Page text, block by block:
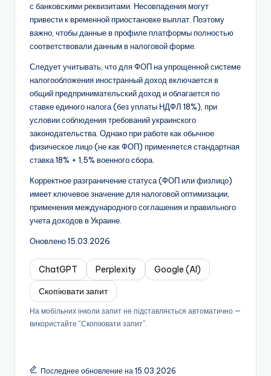
с банковскими реквизитами. Несовпадения могут
привести к временной приостановке выплат. Поэтому
важно, чтобы данные в профиле платформы полностью
соответствовали данным в налоговой форме.
Следует учитывать, что для ФОП на упрощенной системе
налогообложения иностранный доход включается в
общий предпринимательский доход и облагается по
ставке единого налога (без уплаты НДФЛ 18%), при
условии соблюдения требований украинского
законодательства. Однако при работе как обычное
физическое лицо (не как ФОП) применяется стандартная
ставка 18% + 1,5% военного сбора.
Корректное разграничение статуса (ФОП или физлицо)
имеет ключевое значение для налоговой оптимизации,
применения международного соглашения и правильного
учета доходов в Украине.
Оновлено 15.03.2026
ChatGPT Perplexity
Google (AI)
Скопіювати запит
На мобільних інколи запит не підставляється автоматично —
використайте “Скопіювати запит”.
Последнее обновление на 15.03.2026